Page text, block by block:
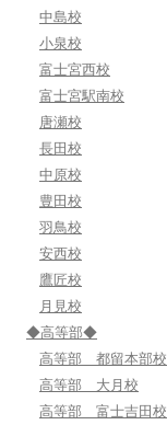
中島校
小泉校
富士宮西校
富士宮駅南校
唐瀬校
長田校
中原校
豊田校
羽鳥校
安西校
鷹匠校
月見校
◆高等部◆
高等部 都留本部校
高等部 大月校
高等部 富士吉田校